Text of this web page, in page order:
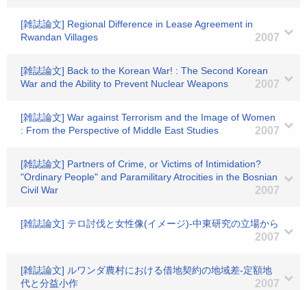
[雑誌論文] Regional Difference in Lease Agreement in
Rwandan Villages
2007
[雑誌論文] Back to the Korean War! : The Second Korean
War and the Ability to Prevent Nuclear Weapons
2007
[雑誌論文] War against Terrorism and the Image of Women
: From the Perspective of Middle East Studies
2007
[雑誌論文] Partners of Crime, or Victims of Intimidation?
"Ordinary People" and Paramilitary Atrocities in the Bosnian
Civil War
2007
[雑誌論文] テロ討伐と女性像(イメージ)-中東研究の立場から
2007
[雑誌論文] ルワンダ農村における借地契約の地域差-定額地
代と分益小作
2007